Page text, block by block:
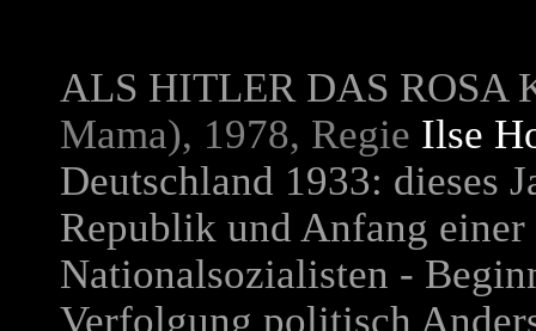
ALS HITLER DAS ROSA
Mama), 1978, Regie Ilse
Deutschland 1933: dieses
Republik und Anfang
Nationalsozialisten -
Verfolgung politisch